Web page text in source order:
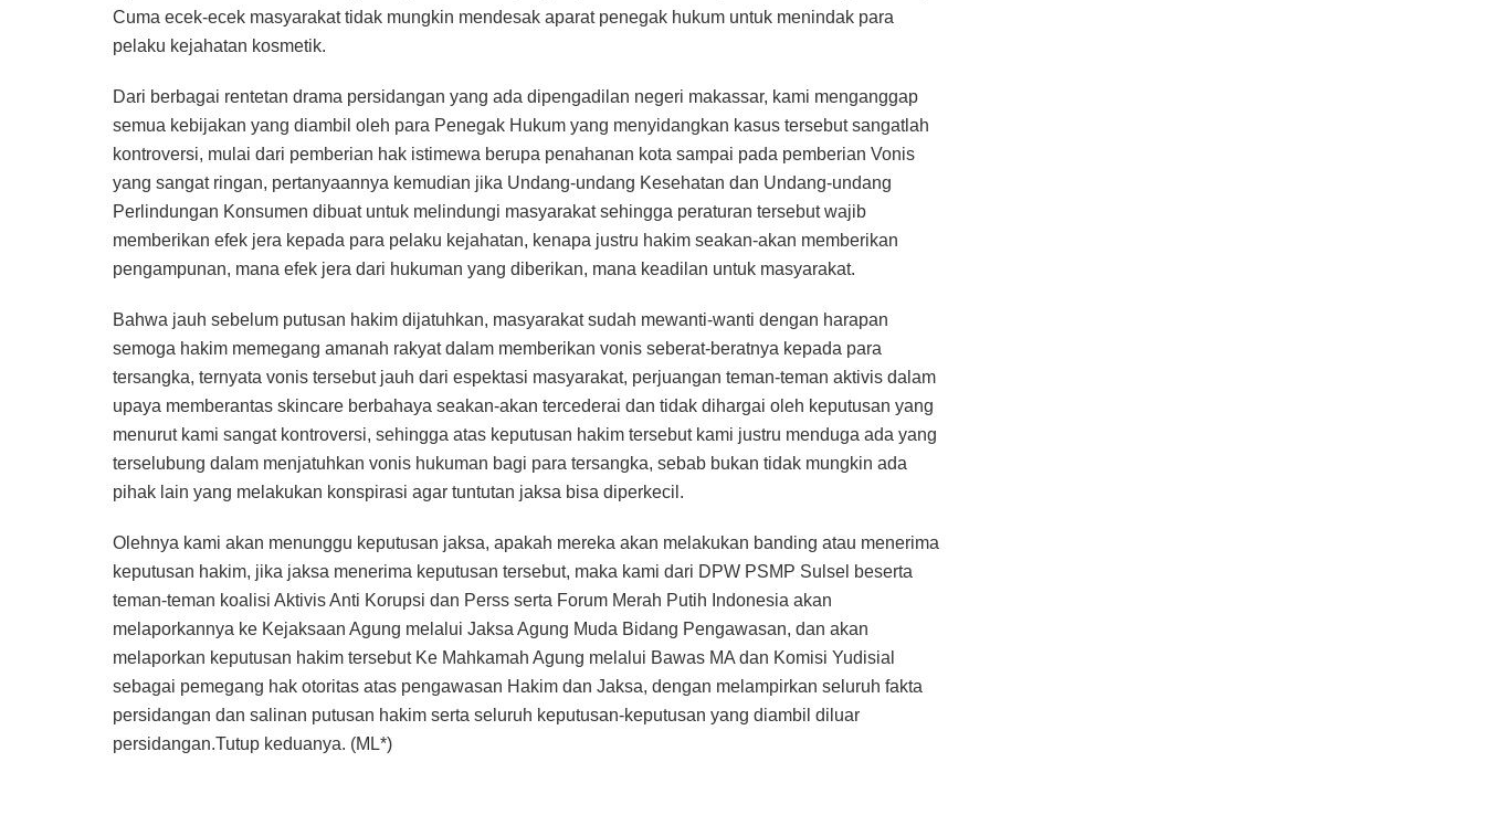
Cuma ecek-ecek masyarakat tidak mungkin mendesak aparat penegak hukum untuk menindak para
pelaku kejahatan kosmetik.
Dari berbagai rentetan drama persidangan yang ada dipengadilan negeri makassar, kami menganggap
semua kebijakan yang diambil oleh para Penegak Hukum yang menyidangkan kasus tersebut sangatlah
kontroversi, mulai dari pemberian hak istimewa berupa penahanan kota sampai pada pemberian Vonis
yang sangat ringan, pertanyaannya kemudian jika Undang-undang Kesehatan dan Undang-undang
Perlindungan Konsumen dibuat untuk melindungi masyarakat sehingga peraturan tersebut wajib
memberikan efek jera kepada para pelaku kejahatan, kenapa justru hakim seakan-akan memberikan
pengampunan, mana efek jera dari hukuman yang diberikan, mana keadilan untuk masyarakat.
Bahwa jauh sebelum putusan hakim dijatuhkan, masyarakat sudah mewanti-wanti dengan harapan
semoga hakim memegang amanah rakyat dalam memberikan vonis seberat-beratnya kepada para
tersangka, ternyata vonis tersebut jauh dari espektasi masyarakat, perjuangan teman-teman aktivis dalam
upaya memberantas skincare berbahaya seakan-akan tercederai dan tidak dihargai oleh keputusan yang
menurut kami sangat kontroversi, sehingga atas keputusan hakim tersebut kami justru menduga ada yang
terselubung dalam menjatuhkan vonis hukuman bagi para tersangka, sebab bukan tidak mungkin ada
pihak lain yang melakukan konspirasi agar tuntutan jaksa bisa diperkecil.
Olehnya kami akan menunggu keputusan jaksa, apakah mereka akan melakukan banding atau menerima
keputusan hakim, jika jaksa menerima keputusan tersebut, maka kami dari DPW PSMP Sulsel beserta
teman-teman koalisi Aktivis Anti Korupsi dan Perss serta Forum Merah Putih Indonesia akan
melaporkannya ke Kejaksaan Agung melalui Jaksa Agung Muda Bidang Pengawasan, dan akan
melaporkan keputusan hakim tersebut Ke Mahkamah Agung melalui Bawas MA dan Komisi Yudisial
sebagai pemegang hak otoritas atas pengawasan Hakim dan Jaksa, dengan melampirkan seluruh fakta
persidangan dan salinan putusan hakim serta seluruh keputusan-keputusan yang diambil diluar
persidangan.Tutup keduanya. (ML*)